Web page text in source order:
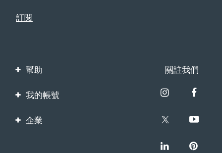
幫助
聯繫我們
保修與退換貨
關註我們
我的帳號
產品註冊
企業